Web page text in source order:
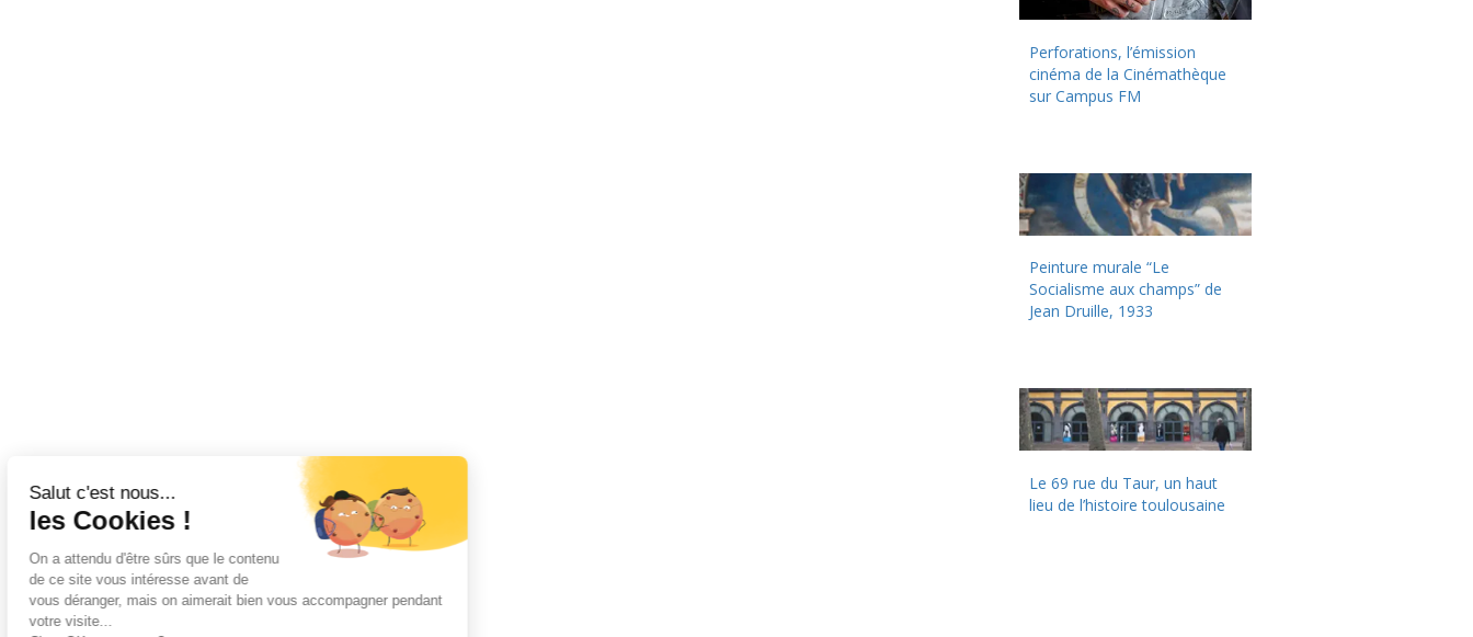
Perforations, l’émission
cinéma de la Cinémathèque
sur Campus FM
Peinture murale “Le
Socialisme aux champs” de
Jean Druille, 1933
Le 69 rue du Taur, un haut
lieu de l’histoire toulousaine